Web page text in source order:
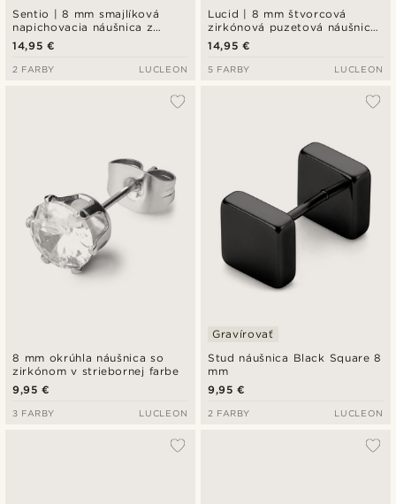
Sentio | 8 mm smajlíková
napichovacia náušnica z
chirurgickej ocele
14,95 €
2 FARBY LUCLEON
Lucid | 8 mm štvorcová
zirkónová puzetová náušnica
z mincového striebra 925
14,95 €
5 FARBY LUCLEON
8 mm okrúhla náušnica so
zirkónom v striebornej farbe
9,95 €
3 FARBY LUCLEON
Stud náušnica Black Square 8
mm
Gravírovať
9,95 €
2 FARBY LUCLEON